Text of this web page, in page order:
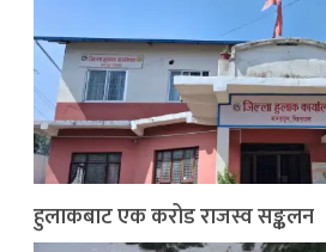
हुलाकबाट एक करोड राजस्व सङ्कलन